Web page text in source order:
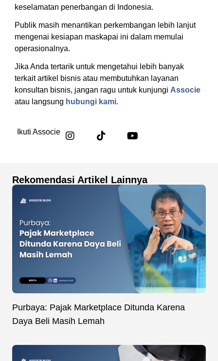
keselamatan penerbangan di Indonesia.
Publik masih menantikan perkembangan lebih lanjut
mengenai kesiapan maskapai ini dalam memulai
operasionalnya.
Jika Anda tertarik untuk mengetahui lebih banyak
terkait artikel bisnis atau membutuhkan layanan
konsultan bisnis, jangan ragu untuk kunjungi Associe
atau langsung hubungi kami.
Ikuti Associe
Rekomendasi Artikel Lainnya
Purbaya: Pajak Marketplace Ditunda Karena
Daya Beli Masih Lemah